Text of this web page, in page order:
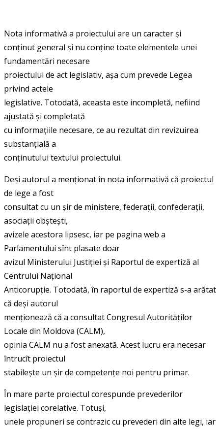
Nota informativă a proiectului are un caracter și
conținut general și nu conține toate elementele unei
fundamentări necesare
proiectului de act legislativ, așa cum prevede Legea
privind actele
legislative. Totodată, aceasta este incompletă, nefiind
ajustată și completată
cu informațiile necesare, ce au rezultat din revizuirea
substanțială a
conținutului textului proiectului.
Deși autorul a menționat în nota informativă că proiectul
de lege a fost
consultat cu un șir de ministere, federații, confederații,
asociații obștești,
avizele acestora lipsesc, iar pe pagina web a
Parlamentului sînt plasate doar
avizul Ministerului Justiției și Raportul de expertiză al
Centrului Național
Anticorupție. Totodată, în raportul de expertiză s-a arătat
că deși autorul
menționează că a consultat Congresul Autorităților
Locale din Moldova (CALM),
opinia CALM nu a fost anexată. Acest lucru era necesar
întrucît proiectul
stabilește un șir de competențe noi pentru primar.
În mare parte proiectul corespunde prevederilor
legislației corelative. Totuși,
unele propuneri se contrazic cu prevederi din alte legi, iar